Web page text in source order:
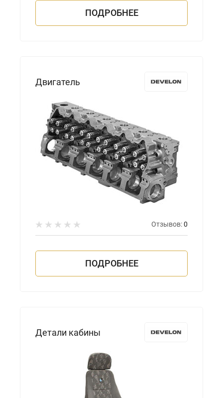
ПОДРОБНЕЕ
Двигатель
Отзывов:0
ПОДРОБНЕЕ
Детали кабины